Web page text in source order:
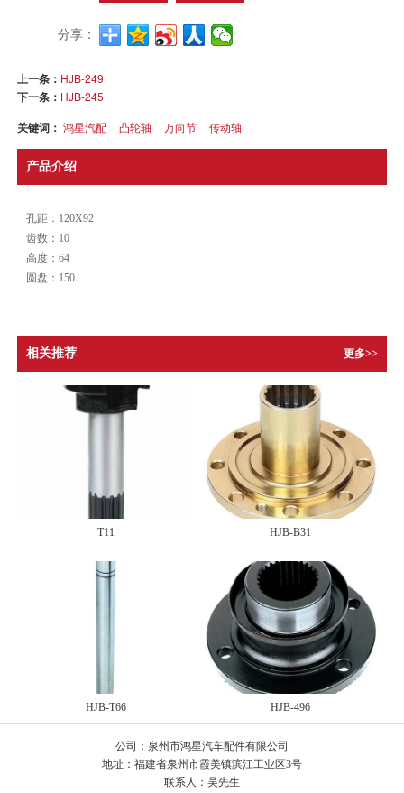
分享：
上一条： HJB-249
下一条： HJB-245
关键词：鸿星汽配 凸轮轴 万向节 传动轴
产品介绍
孔距：120X92
齿数：10
高度：64
圆盘：150
相关推荐 更多>>
T11 HJB-B31
HJB-T66 HJB-496
公司：泉州市鸿星汽车配件有限公司
地址：福建省泉州市霞美镇滨江工业区3号
联系人：吴先生